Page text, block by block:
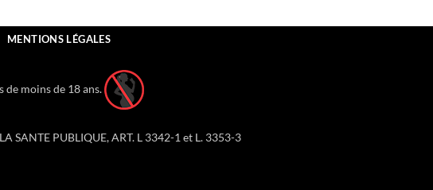
MENTIONS LÉGALES
moins de 18 ans.
SANTE PUBLIQUE, ART. L 3342-1 et L. 3353-3